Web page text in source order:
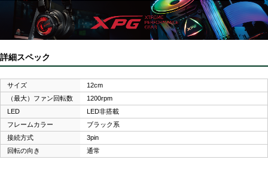
詳細スペック
サイズ
12cm
（最大）ファン回転数
1200rpm
LED
LED非搭載
フレームカラー
ブラック系
接続方式
3pin
回転の向き
通常